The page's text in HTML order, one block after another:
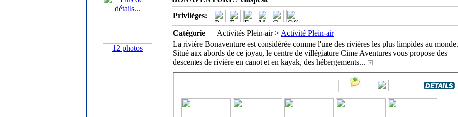
12 photos
Privilèges:
Catégorie Activités Plein-air > Activité Plein-air
La rivière Bonaventure est considérée comme l'une des rivières les plus limpides au monde.
Situé aux abords de ce joyau, le centre de villégiature Cime Aventures vous propose des
descentes de rivière en canot et en kayak, des hébergements...